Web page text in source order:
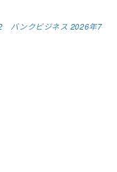
バンクビジネス 2026年7